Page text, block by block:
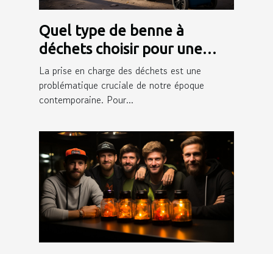
Quel type de benne à
déchets choisir pour une
gestion efficace des déchets
?
La prise en charge des déchets est une
problématique cruciale de notre époque
contemporaine. Pour...